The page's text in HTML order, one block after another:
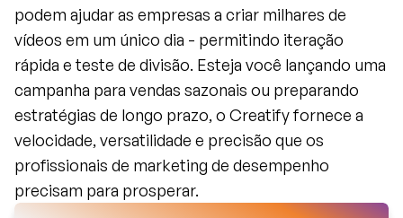
podem ajudar as empresas a criar milhares de
vídeos em um único dia - permitindo iteração
rápida e teste de divisão. Esteja você lançando uma
campanha para vendas sazonais ou preparando
estratégias de longo prazo, o Creatify fornece a
velocidade, versatilidade e precisão que os
profissionais de marketing de desempenho
precisam para prosperar.